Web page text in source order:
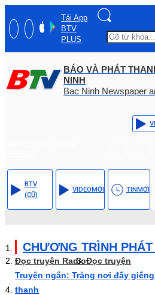
Tải App
BTV
PLUS
BÁO VÀ PHÁT
NINH
Bac Ninh Newspaper
BTV
(CŨ)
VIDEOMỚI TINMỚI
CHƯƠNG TRÌNH
Đọc truyện RadioĐọc truyện
Truyện ngắn: Trăng nơi đấy
thanh